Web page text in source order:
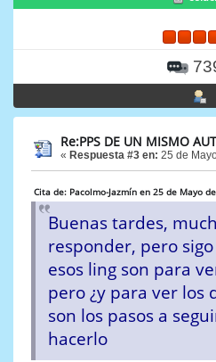
Re:PPS DE UN MISMO
« Respuesta #3 en: 25 de
Cita de: Pacolmo-Jazmín en 25 de Mayo
Buenas tardes,
responder, pero
esos ling son para
pero ¿y para ver los
son los pasos a
hacerlo